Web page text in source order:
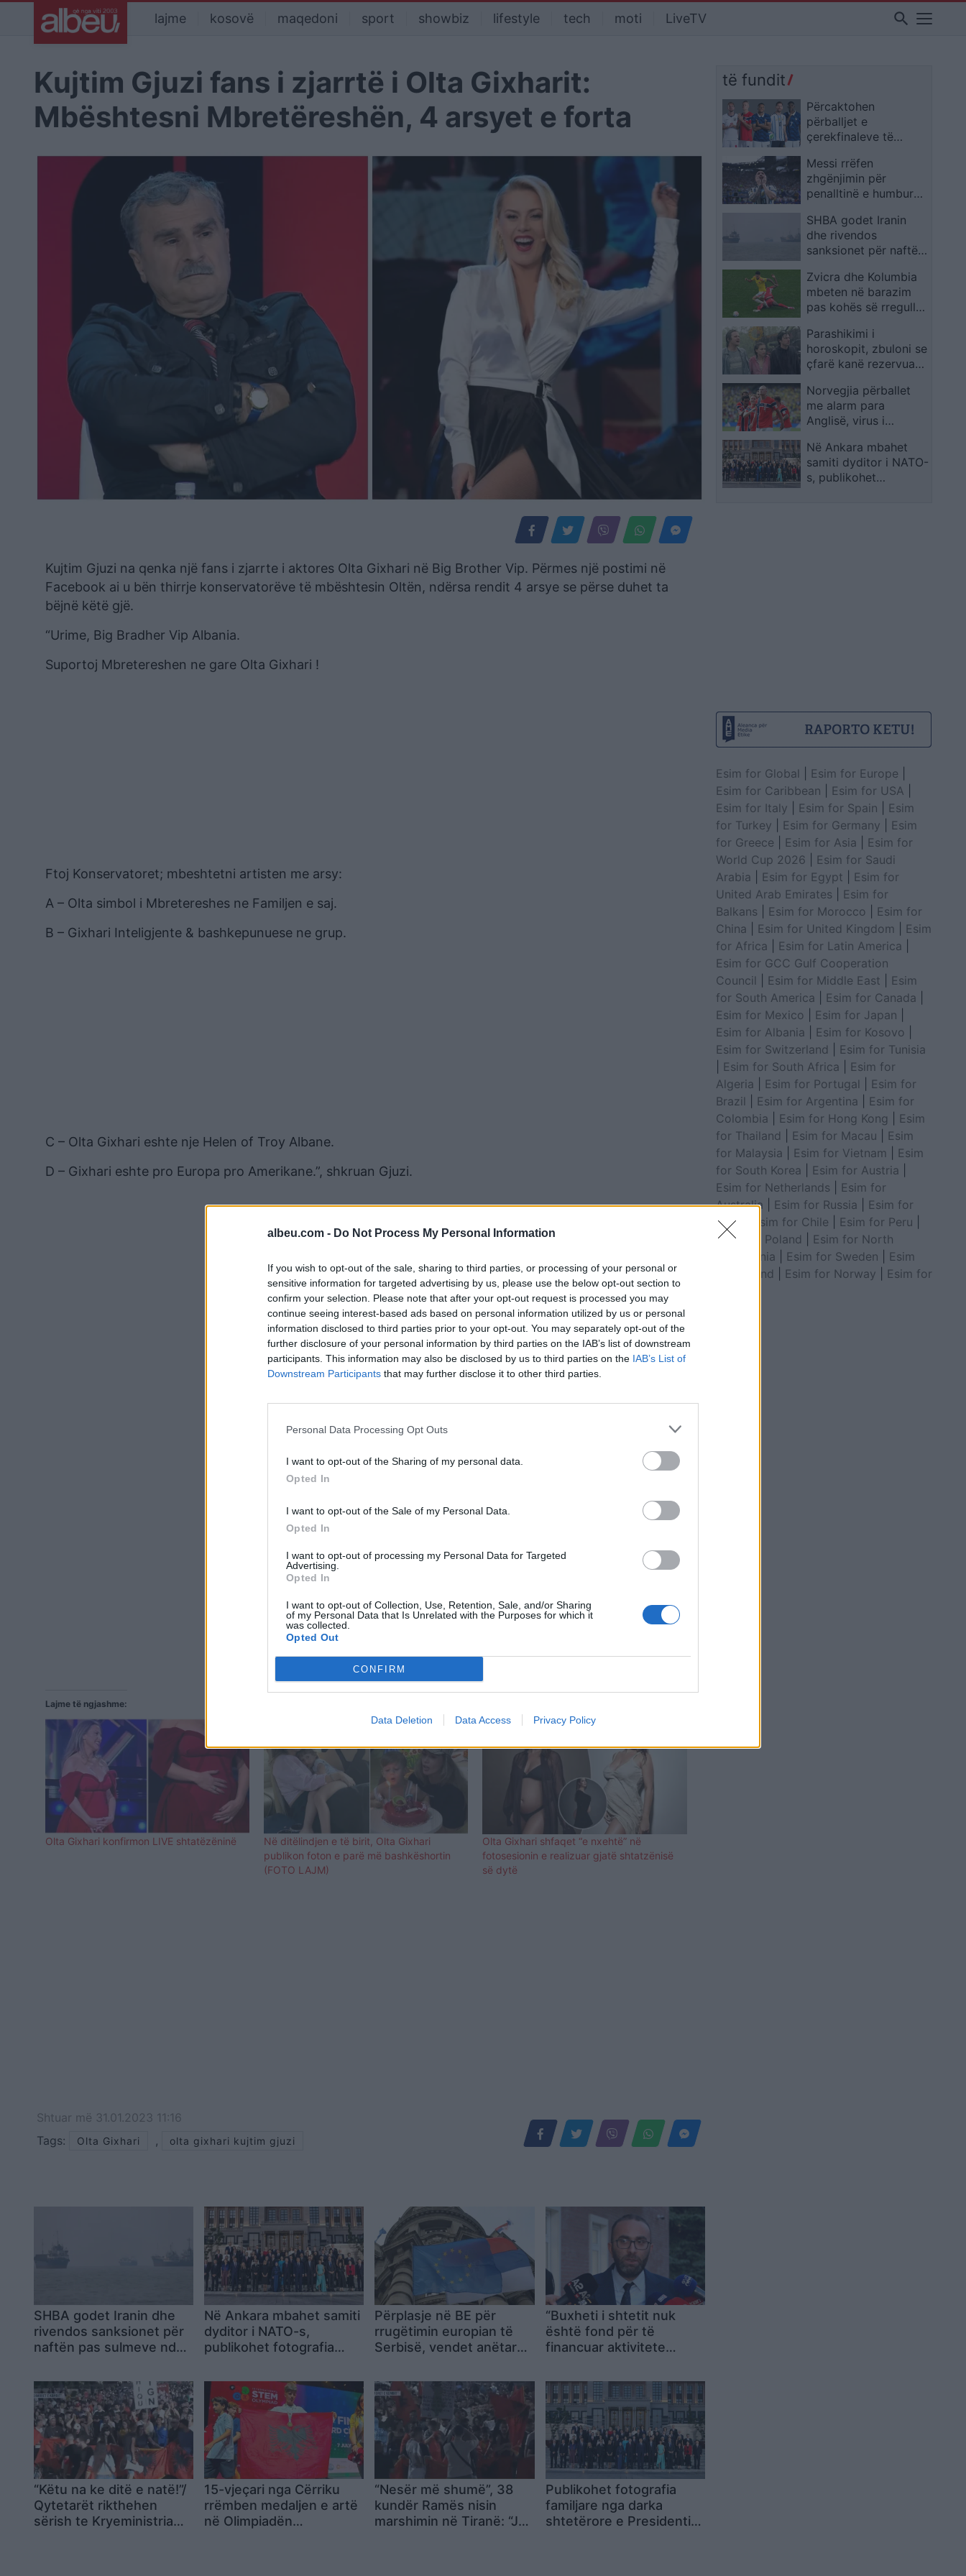
albeu.com - Do Not Process My Personal Information
If you wish to opt-out of the sale, sharing to third parties, or processing of your personal or
sensitive information for targeted advertising by us, please use the below opt-out section to
confirm your selection. Please note that after your opt-out request is processed you may
continue seeing interest-based ads based on personal information utilized by us or personal
information disclosed to third parties prior to your opt-out. You may separately opt-out of the
further disclosure of your personal information by third parties on the IAB’s list of downstream
participants. This information may also be disclosed by us to third parties on the IAB’s List of
Downstream Participants that may further disclose it to other third parties.
Personal Data Processing Opt Outs
I want to opt-out of the Sharing of my personal data.
Opted In
I want to opt-out of the Sale of my Personal Data.
Opted In
I want to opt-out of processing my Personal Data for Targeted
Advertising.
Opted In
I want to opt-out of Collection, Use, Retention, Sale, and/or Sharing
of my Personal Data that Is Unrelated with the Purposes for which it
was collected.
Opted Out
CONFIRM
Data Deletion Data Access Privacy Policy
lajme kosovë maqedoni sport showbiz lifestyle tech moti LiveTV search
Kujtim Gjuzi fans i zjarrtë i Olta Gixharit:
Mbështesni Mbretëreshën, 4 arsyet e forta
Kujtim Gjuzi na qenka një fans i zjarrte i aktores Olta Gixhari në Big Brother Vip. Përmes një postimi në
Facebook ai u bën thirrje konservatorëve të mbështesin Oltën, ndërsa rendit 4 arsye se përse duhet ta
bëjnë këtë gjë.
“Urime, Big Bradher Vip Albania.
Suportoj Mbretereshen ne gare Olta Gixhari !
Ftoj Konservatoret; mbeshtetni artisten me arsy:
A – Olta simbol i Mbretereshes ne Familjen e saj.
B – Gixhari Inteligjente & bashkepunuese ne grup.
C – Olta Gixhari eshte nje Helen of Troy Albane.
D – Gixhari eshte pro Europa pro Amerikane.”, shkruan Gjuzi.
Lajme të ngjashme:
Olta Gixhari konfirmon LIVE shtatëzëninë
Në ditëlindjen e të birit, Olta Gixhari
publikon foton e parë më bashkëshortin
(FOTO LAJM)
Olta Gixhari shfaqet “e nxehtë” në
fotosesionin e realizuar gjatë shtatzënisë
së dytë
Shtuar më 31.01.2023 11:16
Tags:
Olta Gixhari , olta gixhari kujtim gjuzi
SHBA godet Iranin dhe
rivendos sanksionet për
naftën pas sulmeve ndaj
Në Ankara mbahet samiti
dyditor i NATO-s,
publikohet fotografia
vendeve anëtare
Përplasje në BE për
rrugëtimin europian të
Serbisë, vendet anëtare
Kapitullit 3
“Buxheti i shtetit nuk
është fond për të
financuar aktivitete
anulohet koncerti i Kanye
West, qytetarët e
bojkotuan
“Këtu na ke ditë e natë!”/
Qytetarët rikthehen
sërish te Kryeministria
15-vjeçari nga Cërriku
rrëmben medaljen e artë
në Olimpiadën
“Nesër më shumë”, 38
kundër Ramës nisin
marshimin në Tiranë: “Ju
Publikohet fotografia
familjare nga darka
shtetërore e Presidentit
të fundit
Përcaktohen
përballjet e
çerekfinaleve të
luhen ndeshjet
Messi rrëfen
zhgënjimin për
penalltinë e humbur
Argjentinës ndaj
Egjiptit
SHBA godet Iranin
dhe rivendos
sanksionet për naftën
anijeve tregtare
Zvicra dhe Kolumbia
mbeten në barazim
pas kohës së rregullt,
vendoset në
vazhdime
Parashikimi i
horoskopit, zbuloni se
çfarë kanë rezervuar
Norvegjia përballet
me alarm para
Anglisë, virus i
kombëtaren
Në Ankara mbahet
samiti dyditor i NATO-
s, publikohet
Esim for Global Esim for Europe
Esim for Caribbean
Esim for USA
Esim for Italy
Esim for Spain
Esim
for Turkey
Esim for Germany
Esim
for Greece
Esim for Asia
Esim for
World Cup 2026
Esim for Saudi
Arabia
Esim for Egypt
Esim for
United Arab Emirates
Esim for
Balkans
Esim for Morocco
Esim for
China
Esim for United Kingdom
Esim
for Africa
Esim for Latin America
Esim for GCC Gulf Cooperation
Council
Esim for Middle East
Esim
for South America
Esim for Canada
Esim for Mexico
Esim for Japan
Esim for Albania
Esim for Kosovo
Esim for Switzerland
Esim for Tunisia
Esim for South Africa
Esim for
Algeria
Esim for Portugal
Esim for
Brazil
Esim for Argentina
Esim for
Colombia
Esim for Hong Kong
Esim
for Thailand
Esim for Macau
Esim
for Malaysia
Esim for Vietnam
Esim
for South Korea
Esim for Austria
Esim for Netherlands
Esim for
Australia
Esim for Russia
Esim for
India
Esim for Chile Esim for Peru
Esim for Poland
Esim for North
Macedonia
Esim for Sweden
Esim
for Finland
Esim for Norway
Esim for